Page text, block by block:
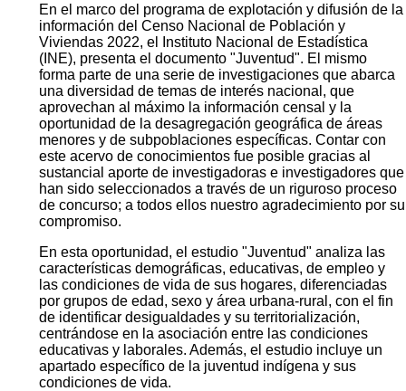
En el marco del programa de explotación y difusión de la
información del Censo Nacional de Población y
Viviendas 2022, el Instituto Nacional de Estadística
(INE), presenta el documento "Juventud". El mismo
forma parte de una serie de investigaciones que abarca
una diversidad de temas de interés nacional, que
aprovechan al máximo la información censal y la
oportunidad de la desagregación geográfica de áreas
menores y de subpoblaciones específicas. Contar con
este acervo de conocimientos fue posible gracias al
sustancial aporte de investigadoras e investigadores que
han sido seleccionados a través de un riguroso proceso
de concurso; a todos ellos nuestro agradecimiento por su
compromiso.
En esta oportunidad, el estudio "Juventud" analiza las
características demográficas, educativas, de empleo y
las condiciones de vida de sus hogares, diferenciadas
por grupos de edad, sexo y área urbana-rural, con el fin
de identificar desigualdades y su territorialización,
centrándose en la asociación entre las condiciones
educativas y laborales. Además, el estudio incluye un
apartado específico de la juventud indígena y sus
condiciones de vida.